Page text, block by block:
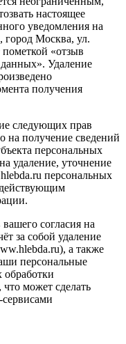
настоящее
уведомления на
город Москва, ул.
«отзыв
Удаление
получения
следующих прав
на получение сведений
персональных
удаление, уточнение
персональных
согласия на
за собой удаление
а также
персональные
может сделать